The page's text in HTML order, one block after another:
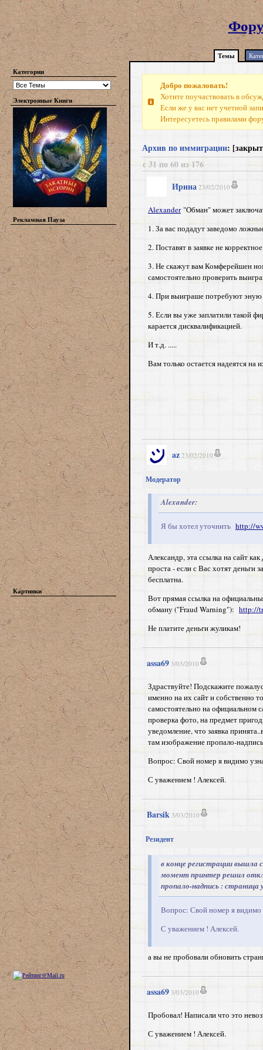
Темы
Категории
Электронные Книги
Рекламная Пауза
Картинки
Добро пожаловать!
Хотите поучаствовать в
Если же у вас нет учетной
Интересуетесь правилами
Архив по иммиграции:
с 31 по 60 из 176
Ирина 23/02/2010
Alexander"Обман" может
1. За вас подадут заведомо
2. Поставят в заявке не
3. Не скажут вам Комферейшен
самостоятельно проверить
4. При выиграше потребуют эную
5. Если вы уже заплатили такой
карается дисквалификацией.
И т.д. .....
Вам только остается надеятся на
az 23/02/2010
Модератор
Alexander:
Я бы хотел уточнить http://
Александр, эта ссылка на сайт
проста - если с Вас хотят деньги
бесплатна.
Вот прямая ссылка на
обману ("Fraud Warning"): http://
Не платите деньги жуликам!
assa69 3/03/2010
Здраствуйте! Подскажите
именно на их сайт и собственно
самостоятельно на официальном
проверка фото, на предмет
уведомление, что заявка
там изображение пропало-
Вопрос: Свой номер я видимо
С уважением ! Алексей.
Barsik 3/03/2010
Резидент
в конце регистрации вышла
момент принтер решил
пропало-надпись : страница
Вопрос: Свой номер я видимо
С уважением ! Алексей.
а вы не пробовали обновить
assa69 3/03/2010
Пробовал! Написали что это
С уважением ! Алексей.